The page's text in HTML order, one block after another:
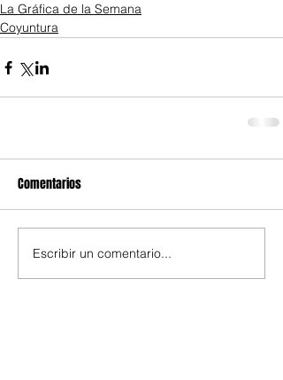
La Gráfica de la Semana
Coyuntura
Comentarios
Escribir un comentario...